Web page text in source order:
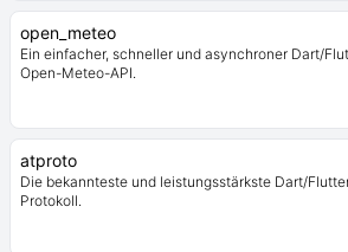
open_meteo
Ein einfacher, schneller und asynchroner Dart/
Open-Meteo-API.
atproto
Die bekannteste und leistungsstärkste Dart/
Protokoll.